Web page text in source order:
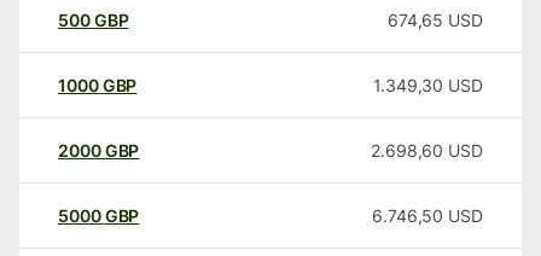
500GBP 674,65 USD
1000GBP 1.349,30 USD
2000GBP 2.698,60 USD
5000GBP 6.746,50 USD